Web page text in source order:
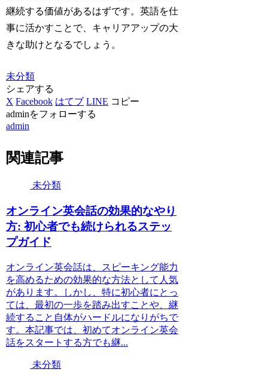
継続する価値があるはずです。英語を仕
事に活かすことで、キャリアアップの大
きな助けとなるでしょう。
未分類
シェアする
X Facebook はてブ LINE コピー
adminをフォローする
admin
関連記事
未分類
オンライン英会話の効果的なやり
方: 初心者でも続けられるステッ
プガイド
オンライン英会話は、スピーキング能力
を高めるための効果的な方法として人気
があります。しかし、特に初心者にとっ
ては、最初の一歩を踏み出すことや、継
続すること自体がハードルになりがちで
す。本記事では、初めてオンライン英会
話をスタートする方でも継...
未分類